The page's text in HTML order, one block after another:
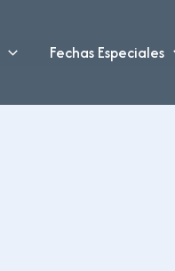
Fechas Especiales